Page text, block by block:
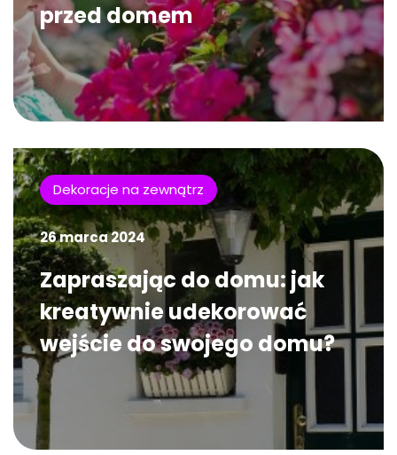
przed domem
Dekoracje na zewnątrz
26 marca 2024
Zapraszając do domu: jak
kreatywnie udekorować
wejście do swojego domu?